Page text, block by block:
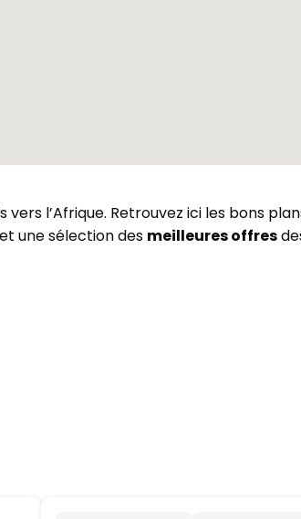
l’Afrique. Retrouvez ici les bons
une sélection des meilleures offres